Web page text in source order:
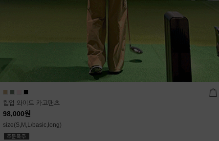
힙업 와이드 카고팬츠
98,000원
size(S,M,L/basic,long)